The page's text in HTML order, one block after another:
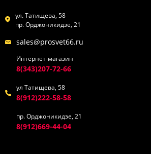
ул. Татищева, 58
пр. Орджоникидзе, 21
sales@prosvet66.ru
Интернет-магазин
8(343)207-72-66
ул Татищева, 58
8(912)222-58-58
пр. Орджоникидзе, 21
8(912)669-44-04